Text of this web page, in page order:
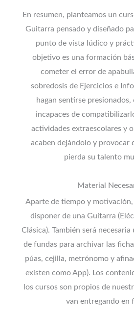
En resumen, planteamos un
Guitarra pensado y diseñado
punto de vista lúdico y
objetivo es una formación
cometer el error de
sobredosis de Ejercicios e
hagan sentirse presionados,
incapaces de
actividades extraescolares y
acaben dejándolo y provocar
pierda su talento
Material
Aparte de tiempo y
disponer de una Guitarra
Clásica). También será
de fundas para archivar las
púas, cejilla, metrónomo y
existen como App). Los
los cursos son propios de
van entregando en